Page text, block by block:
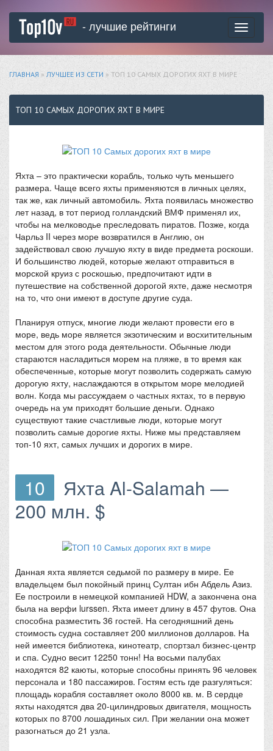
Toggle
- лучшие рейтинги
ГЛАВНАЯ »ЛУЧШЕЕ ИЗ СЕТИ » ТОП 10 САМЫХ ДОРОГИХ ЯХТ В МИРЕ
ТОП 10 САМЫХ ДОРОГИХ ЯХТ В МИРЕ
Яхта – это практически корабль, только чуть меньшего
размера. Чаще всего яхты применяются в личных целях,
так же, как личный автомобиль. Яхта появилась множество
лет назад, в тот период голландский ВМФ применял их,
чтобы на мелководье преследовать пиратов. Позже, когда
Чарльз II через море возвратился в Англию, он
задействовал свою лучшую яхту в виде предмета роскоши.
И большинство людей, которые желают отправиться в
морской круиз с роскошью, предпочитают идти в
путешествие на собственной дорогой яхте, даже несмотря
на то, что они имеют в доступе другие суда.
Планируя отпуск, многие люди желают провести его в
море, ведь море является экзотическим и восхитительным
местом для этого рода деятельности. Обычные люди
стараются насладиться морем на пляже, в то время как
обеспеченные, которые могут позволить содержать самую
дорогую яхту, наслаждаются в открытом море мелодией
волн. Когда мы рассуждаем о частных яхтах, то в первую
очередь на ум приходят большие деньги. Однако
существуют такие счастливые люди, которые могут
позволить самые дорогие яхты. Ниже мы представляем
топ-10 яхт, самых лучших и дорогих в мире.
10
Яхта Al-Salamah —
200 млн. $
Данная яхта является седьмой по размеру в мире. Ее
владельцем был покойный принц Султан ибн Абдель Азиз.
Ее построили в немецкой компанией HDW, а закончена она
была на верфи lurssen. Яхта имеет длину в 457 футов. Она
способна разместить 36 гостей. На сегодняшний день
стоимость судна составляет 200 миллионов долларов. На
ней имеется библиотека, кинотеатр, спортзал бизнес-центр
и спа. Судно весит 12250 тонн! На восьми палубах
находятся 82 каюты, которые способны принять 96 человек
персонала и 180 пассажиров. Гостям есть где разгуляться:
площадь корабля составляет около 8000 кв. м. В сердце
яхты находятся два 20-цилиндровых двигателя, мощность
которых по 8700 лошадиных сил. При желании она может
разогнаться до 21 узла.